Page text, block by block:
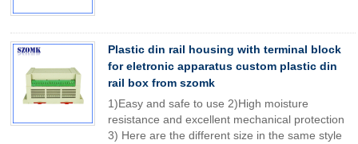
Plastic din rail housing with terminal block
for eletronic apparatus custom plastic din
rail box from szomk
1)Easy and safe to use 2)High moisture
resistance and excellent mechanical protection
3) Here are the different size in the same style